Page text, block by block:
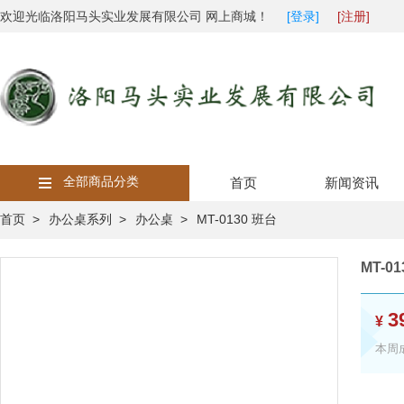
欢迎光临洛阳马头实业发展有限公司 网上商城！ [登录] [注册]
全部商品分类 首页 新闻资讯
首页 > 办公桌系列 > 办公桌 > MT-0130 班台
MT-
¥
本周